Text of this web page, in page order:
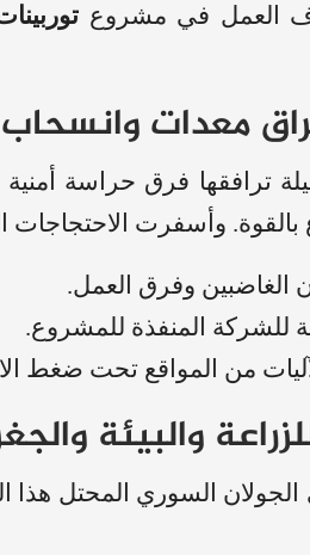
العمل في مشروع
معدات
ترافقها فرق حراسة
وأسفرت الاحتجاجات
الغاضبين وفرق العمل.
للشركة المنفذة للمشروع.
من المواقع تحت ضغط
والبيئة
الجولان السوري المحتل